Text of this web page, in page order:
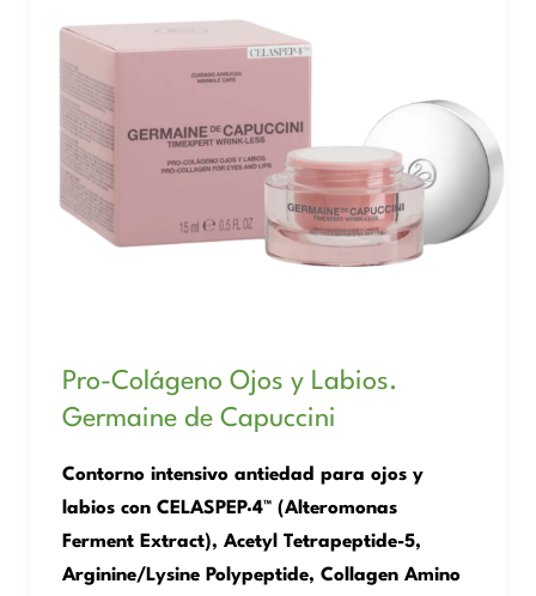
Pro-Colágeno Ojos y Labios.
Germaine de Capuccini
Contorno intensivo antiedad para ojos y
labios con CELASPEP·4™ (Alteromonas
Ferment Extract), Acetyl Tetrapeptide-5,
Arginine/Lysine Polypeptide, Collagen Amino